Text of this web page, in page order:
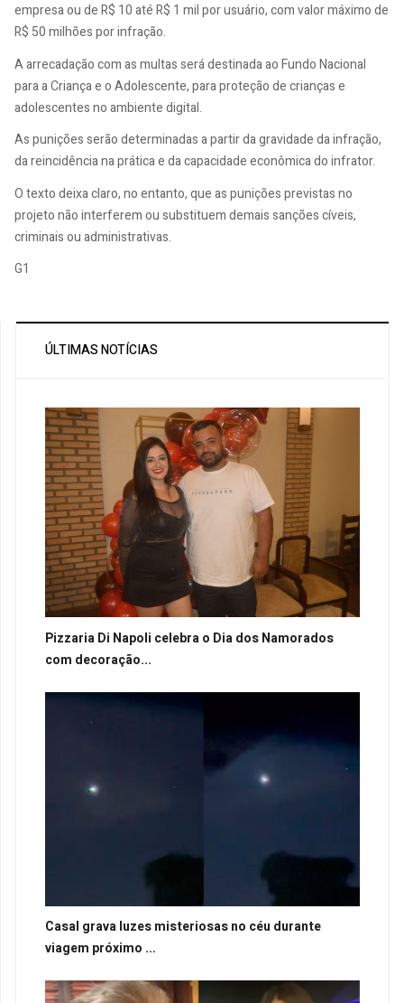
empresa ou de R$ 10 até R$ 1 mil por usuário, com valor máximo de
R$ 50 milhões por infração.
A arrecadação com as multas será destinada ao Fundo Nacional
para a Criança e o Adolescente, para proteção de crianças e
adolescentes no ambiente digital.
As punições serão determinadas a partir da gravidade da infração,
da reincidência na prática e da capacidade econômica do infrator.
O texto deixa claro, no entanto, que as punições previstas no
projeto não interferem ou substituem demais sanções cíveis,
criminais ou administrativas.
G1
ÚLTIMAS NOTÍCIAS
Pizzaria Di Napoli celebra o Dia dos Namorados
com decoração...
Casal grava luzes misteriosas no céu durante
viagem próximo ...